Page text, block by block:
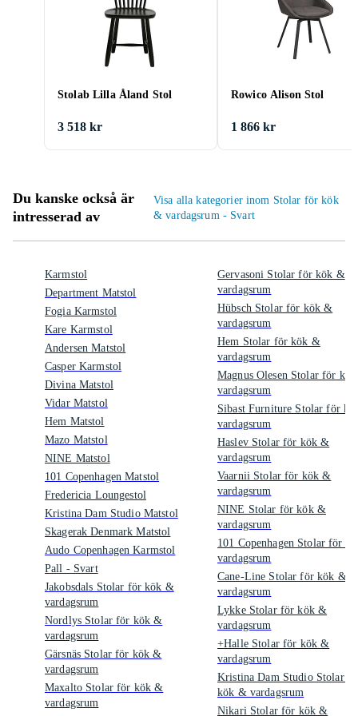
Stolab Lilla Åland Stol
3 518 kr
Rowico Alison Stol
1 866 kr
Du kanske också är
intresserad av
Visa alla kategorier inom Stolar för kök
& vardagsrum - Svart
Karmstol
Department Matstol
Fogia Karmstol
Kare Karmstol
Andersen Matstol
Casper Karmstol
Divina Matstol
Vidar Matstol
Hem Matstol
Mazo Matstol
NINE Matstol
101 Copenhagen Matstol
Fredericia Loungestol
Kristina Dam Studio Matstol
Skagerak Denmark Matstol
Audo Copenhagen Karmstol
Pall - Svart
Jakobsdals Stolar för kök &
vardagsrum
Nordlys Stolar för kök &
vardagsrum
Gärsnäs Stolar för kök &
vardagsrum
Maxalto Stolar för kök &
vardagsrum
Gervasoni Stolar för kök &
vardagsrum
Hübsch Stolar för kök &
vardagsrum
Hem Stolar för kök &
vardagsrum
Magnus Olesen Stolar för
vardagsrum
Sibast Furniture Stolar för
vardagsrum
Haslev Stolar för kök &
vardagsrum
Vaarnii Stolar för kök &
vardagsrum
NINE Stolar för kök &
vardagsrum
101 Copenhagen Stolar för
vardagsrum
Cane-Line Stolar för kök &
vardagsrum
Lykke Stolar för kök &
vardagsrum
+Halle Stolar för kök &
vardagsrum
Kristina Dam Studio Stolar
kök & vardagsrum
Nikari Stolar för kök &